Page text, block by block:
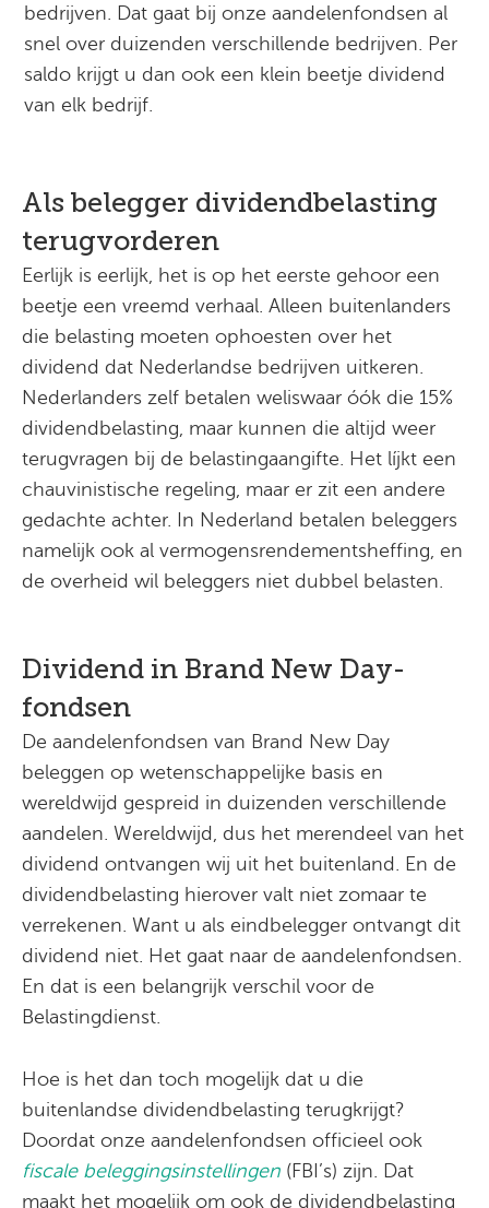
bedrijven. Dat gaat bij onze aandelenfondsen al
snel over duizenden verschillende bedrijven. Per
saldo krijgt u dan ook een klein beetje dividend
van elk bedrijf.
Als belegger dividendbelasting
terugvorderen
Eerlijk is eerlijk, het is op het eerste gehoor een
beetje een vreemd verhaal. Alleen buitenlanders
die belasting moeten ophoesten over het
dividend dat Nederlandse bedrijven uitkeren.
Nederlanders zelf betalen weliswaar óók die 15%
dividendbelasting, maar kunnen die altijd weer
terugvragen bij de belastingaangifte. Het líjkt een
chauvinistische regeling, maar er zit een andere
gedachte achter. In Nederland betalen beleggers
namelijk ook al vermogensrendementsheffing, en
de overheid wil beleggers niet dubbel belasten.
Dividend in Brand New Day-
fondsen
De aandelenfondsen van Brand New Day
beleggen op wetenschappelijke basis en
wereldwijd gespreid in duizenden verschillende
aandelen. Wereldwijd, dus het merendeel van het
dividend ontvangen wij uit het buitenland. En de
dividendbelasting hierover valt niet zomaar te
verrekenen. Want u als eindbelegger ontvangt dit
dividend niet. Het gaat naar de aandelenfondsen.
En dat is een belangrijk verschil voor de
Belastingdienst.
Hoe is het dan toch mogelijk dat u die
buitenlandse dividendbelasting terugkrijgt?
Doordat onze aandelenfondsen officieel ook
fiscale beleggingsinstellingen (FBI’s) zijn. Dat
maakt het mogelijk om ook de dividendbelasting